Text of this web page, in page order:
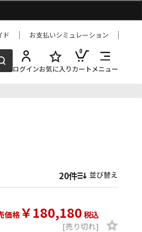
ド お支払いシミュレーション
ログインお気に入り
0
カートメニュー
並び替え
価格￥180,180税込
[売り切れ]